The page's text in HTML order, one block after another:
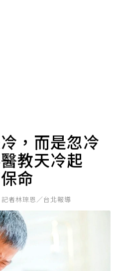
，而是忽冷
教天冷起
命
者林琮恩／台北報導